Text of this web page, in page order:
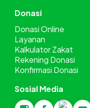
Donasi
Donasi Online
Layanan
Kalkulator Zakat
Rekening Donasi
Konfirmasi Donasi
Sosial Media